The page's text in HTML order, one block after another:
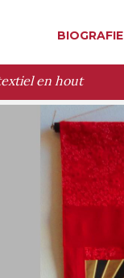
BIOGRAFIE
en hout